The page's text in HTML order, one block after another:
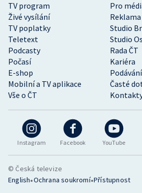
Instagram Facebook YouTube
TV program
Pro
Živé vysílání
Reklama
TV poplatky
Studio
Teletext
Studio
Podcasty
Rada ČT
Počasí
Kariéra
E-shop
Mobilní a TV aplikace
Časté
Vše o ČT
© Česká televize
English•Ochrana soukromí•Přístupnost